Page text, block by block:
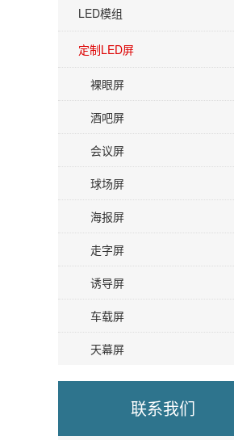
LED模组
定制LED屏
裸眼屏
酒吧屏
会议屏
球场屏
海报屏
走字屏
诱导屏
车载屏
天幕屏
联系我们